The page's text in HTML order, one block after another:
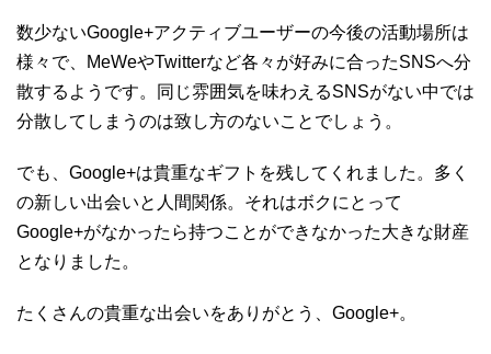
数少ないGoogle+アクティブユーザーの今後の活動場所は
様々で、MeWeやTwitterなど各々が好みに合ったSNSへ分
散するようです。同じ雰囲気を味わえるSNSがない中では
分散してしまうのは致し方のないことでしょう。
でも、Google+は貴重なギフトを残してくれました。多く
の新しい出会いと人間関係。それはボクにとって
Google+がなかったら持つことができなかった大きな財産
となりました。
たくさんの貴重な出会いをありがとう、Google+。